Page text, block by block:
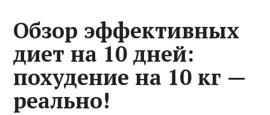
Обзор эффективных
диет на 10 дней:
похудение на 10 кг —
реально!